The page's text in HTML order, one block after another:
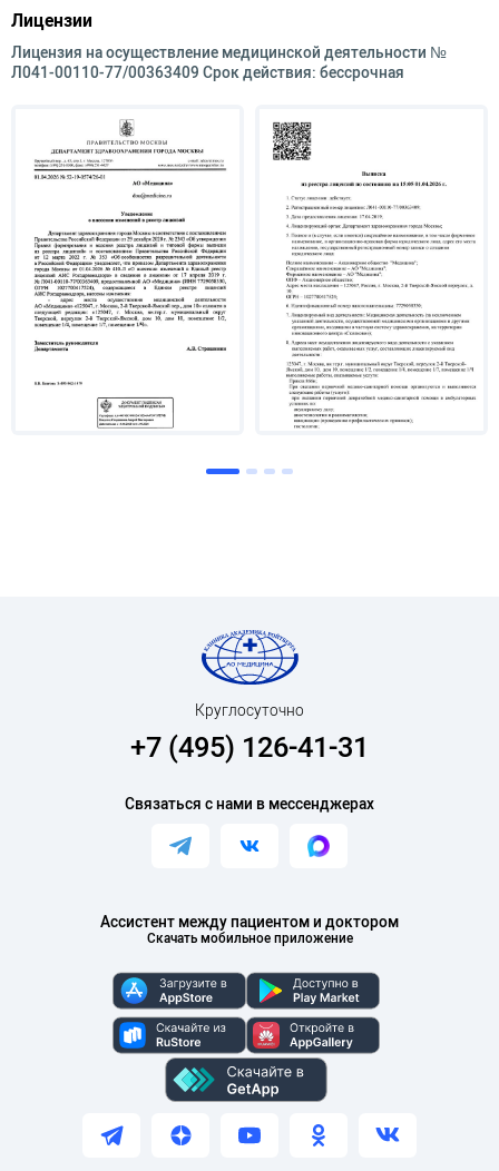
Лицензии
Лицензия на осуществление медицинской деятельности №
Л041-00110-77/00363409 Срок действия: бессрочная
Ассистент между пациентом и доктором
Скачать мобильное приложение
Круглосуточно
+7 (495) 126-41-31
Связаться с нами в мессенджерах